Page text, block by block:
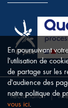
Réclamation |
En poursuivant
l'utilisation de
de partage sur les
d'audience des
notre politique de
vous ici.